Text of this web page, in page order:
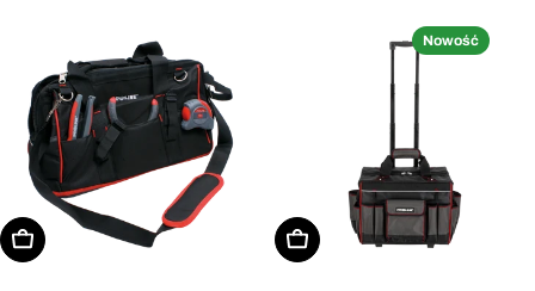
Dodaj do koszyka
Nowość
Dodaj do koszyka